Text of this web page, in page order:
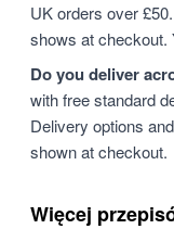
UK orders over
shows at checkout.
Do you deliver
with free standard
Delivery options
shown at checkout.
Więcej